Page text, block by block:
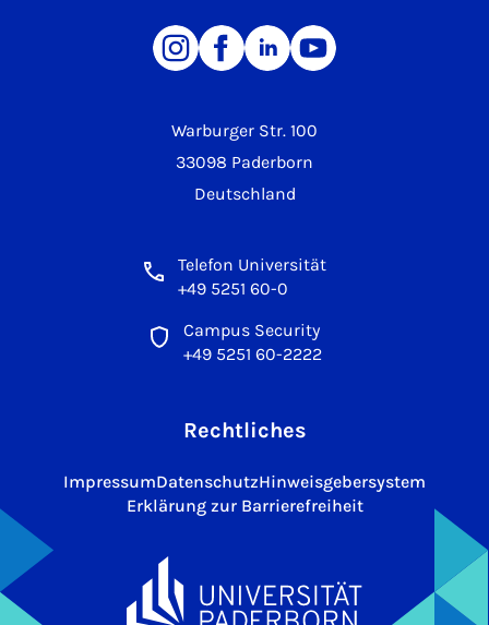
Warburger Str. 100
33098 Paderborn
Deutschland
Telefon Universität
+49 5251 60-0
Campus Security
+49 5251 60-2222
Rechtliches
ImpressumDatenschutzHinweisgebersystem
Erklärung zur Barrierefreiheit